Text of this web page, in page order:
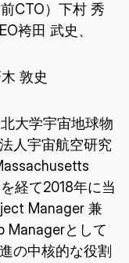
れています。
シー ポリシーと利
意します
CTO）下村 秀
袴田 武史、
敦史
大学宇宙地球物
人宇宙航空研究
経て2018年に当
Manager 兼
Managerとして
の中核的な役割